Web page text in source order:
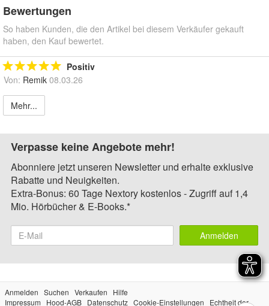
Bewertungen
So haben Kunden, die den Artikel bei diesem Verkäufer gekauft
haben, den Kauf bewertet.
Positiv
Von: Remik 08.03.26
Mehr...
Verpasse keine Angebote mehr!
Abonniere jetzt unseren Newsletter und erhalte exklusive
Rabatte und Neuigkeiten.
Extra-Bonus: 60 Tage Nextory kostenlos - Zugriff auf 1,4
Mio. Hörbücher & E-Books.*
Anmelden
Anmelden Suchen Verkaufen
Hilfe
Impressum
Hood-AGB Datenschutz Cookie-Einstellungen Echtheit der